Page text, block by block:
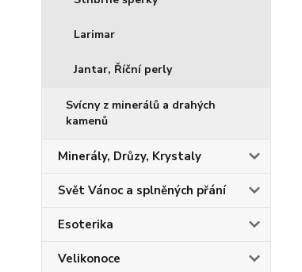
Larimar
Jantar, Říční perly
Svícny z minerálů a drahých
kamenů
Minerály, Drůzy, Krystaly
Svět Vánoc a splněných přání
Esoterika
Velikonoce